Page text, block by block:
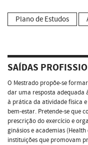
Plano de Estudos
SAÍDAS
O Mestrado propõe-se
dar uma resposta adequada
à prática da atividade física
bem-estar. Pretende-se que
prescrição do exercício e
ginásios e academias
instituições que promovam